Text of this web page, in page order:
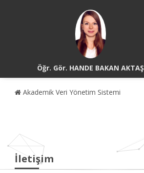
Öğr. Gör. HANDE BAKAN AKTAŞ
Akademik Veri Yönetim Sistemi
İletişim